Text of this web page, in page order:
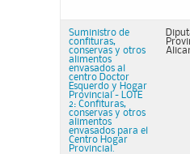
Suministro de
confituras,
conservas y otros
alimentos
envasados al
centro Doctor
Esquerdo y Hogar
Provincial - LOTE
2: Confituras,
conservas y otros
alimentos
envasados para el
Centro Hogar
Provincial.